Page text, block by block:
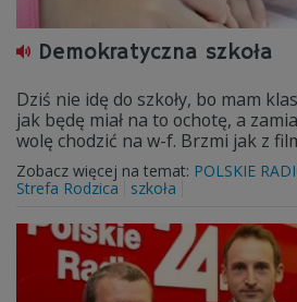
Demokratyczna szkoła
Dziś nie idę do szkoły, bo mam
jak będę miał na to ochotę, a
wolę chodzić na w-f. Brzmi jak z
Zobacz więcej na temat: POLSKIE
Strefa Rodzica
szkoła